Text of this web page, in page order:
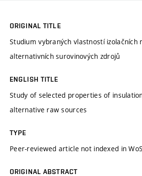
ORIGINAL TITLE
Studium vybraných vlastností izolačních
alternativních surovinových zdrojů
ENGLISH TITLE
Study of selected properties of
alternative raw sources
TYPE
Peer-reviewed article not indexed in
ORIGINAL ABSTRACT